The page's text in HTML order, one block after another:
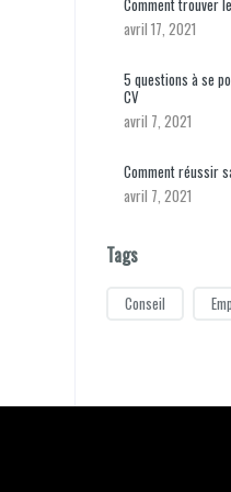
Comment trouver
avril 17, 2021
5 questions à se
CV
avril 7, 2021
Comment réussir
avril 7, 2021
Tags
Conseil